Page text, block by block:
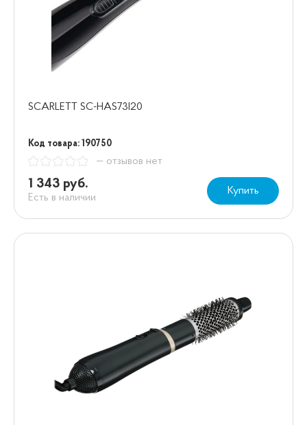
SCARLETT SC-HAS73I20
Код товара: 190750
— отзывов нет
1 343 руб.
Есть в наличии
Купить